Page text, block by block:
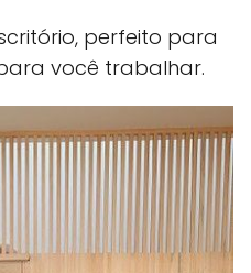
perfeito para
você trabalhar.